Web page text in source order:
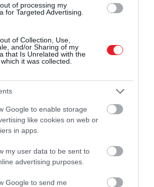
of processing my
for Targeted Advertising.
of Collection, Use,
and/or Sharing of my
that Is Unrelated with the
it was collected.
Google to enable storage
like cookies on web or
in apps.
my user data to be sent to
advertising purposes.
Google to send me